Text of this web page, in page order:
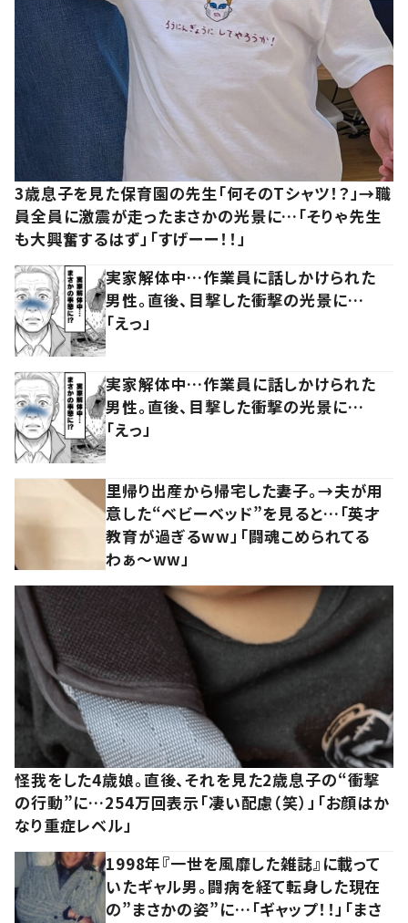
3歳息子を見た保育園の先生「何そのTシャツ！？」→職
員全員に激震が走ったまさかの光景に…「そりゃ先生
も大興奮するはず」「すげーー！！」
実家解体中…作業員に話しかけられた
男性。直後、目撃した衝撃の光景に…
「えっ」
実家解体中…作業員に話しかけられた
男性。直後、目撃した衝撃の光景に…
「えっ」
里帰り出産から帰宅した妻子。→夫が用
意した“ベビーベッド”を見ると…「英才
教育が過ぎるww」「闘魂こめられてる
わぁ～ww」
怪我をした4歳娘。直後、それを見た2歳息子の“衝撃
の行動”に…254万回表示「凄い配慮（笑）」「お顔はか
なり重症レベル」
1998年『一世を風靡した雑誌』に載って
いたギャル男。闘病を経て転身した現在
の”まさかの姿”に…「ギャップ！！」「まさ